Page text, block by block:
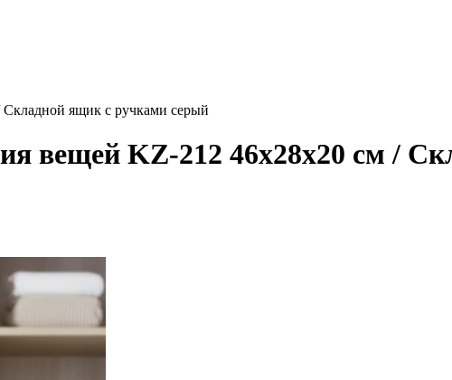
Складной ящик с ручками серый
вещей KZ-212 46х28х20 см /